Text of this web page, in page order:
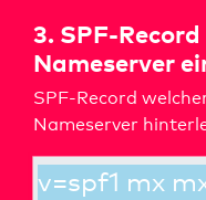
3. SPF-
Nameserver
SPF-Record
Nameserver